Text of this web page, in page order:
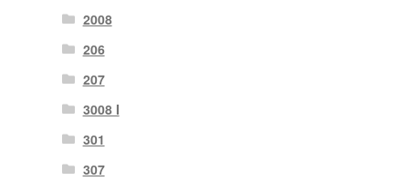
2008
206
207
3008 I
301
307